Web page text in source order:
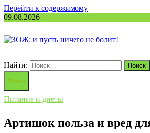
Перейти к содержимому
09.08.2026
Найти:
Меню
Питание и диеты
Артишок польза и вред